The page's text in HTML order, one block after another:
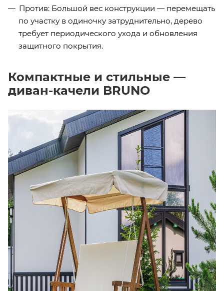
Против: Большой вес конструкции — перемещать
по участку в одиночку затруднительно, дерево
требует периодического ухода и обновления
защитного покрытия.
Компактные и стильные —
диван-качели BRUNO